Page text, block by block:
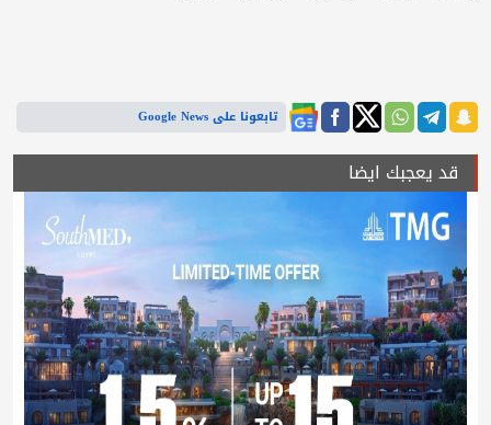
تابعونا على Google News
قد يعجبك ايضا